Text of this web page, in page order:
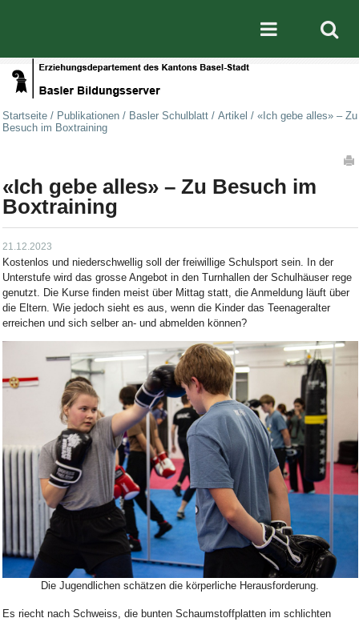
Mobile
Startseite / Publikationen / Basler Schulblatt / Artikel / «Ich gebe alles» – Zu
Besuch im Boxtraining
«Ich gebe alles» – Zu Besuch im
Boxtraining
21.12.2023
Kostenlos und niederschwellig soll der freiwillige Schulsport sein. In der
Unterstufe wird das grosse Angebot in den Turnhallen der Schulhäuser rege
genutzt. Die Kurse finden meist über Mittag statt, die Anmeldung läuft über
die Eltern. Wie jedoch sieht es aus, wenn die Kinder das Teenageralter
erreichen und sich selber an- und abmelden können?
Bild Legende:Die Jugendlichen schätzen die körperliche Herausforderung.
Es riecht nach Schweiss, die bunten Schaumstoffplatten im schlichten